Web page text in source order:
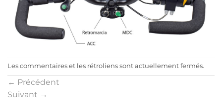
Les commentaires et les rétroliens sont actuellement fermés.
← Précédent
Suivant →